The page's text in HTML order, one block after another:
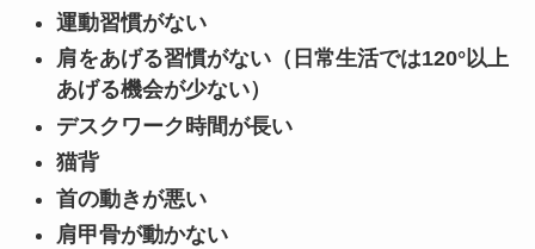
運動習慣がない
肩をあげる習慣がない（日常生活では120°以上
あげる機会が少ない）
デスクワーク時間が長い
猫背
首の動きが悪い
肩甲骨が動かない